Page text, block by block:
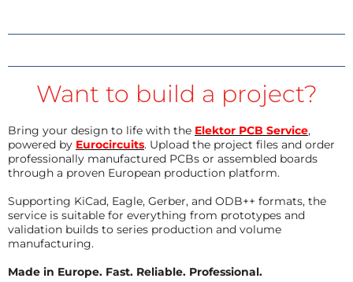
Want to build a project?
Bring your design to life with the Elektor PCB Service,
powered by Eurocircuits. Upload the project files and order
professionally manufactured PCBs or assembled boards
through a proven European production platform.
Supporting KiCad, Eagle, Gerber, and ODB++ formats, the
service is suitable for everything from prototypes and
validation builds to series production and volume
manufacturing.
Made in Europe. Fast. Reliable. Professional.